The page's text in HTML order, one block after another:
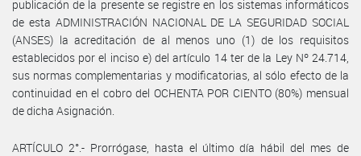
publicación de la presente se registre en los sistemas informáticos
de esta ADMINISTRACIÓN NACIONAL DE LA SEGURIDAD SOCIAL
(ANSES) la acreditación de al menos uno (1) de los requisitos
establecidos por el inciso e) del artículo 14 ter de la Ley Nº 24.714,
sus normas complementarias y modificatorias, al sólo efecto de la
continuidad en el cobro del OCHENTA POR CIENTO (80%) mensual
de dicha Asignación.
ARTÍCULO 2°.- Prorrógase, hasta el último día hábil del mes de